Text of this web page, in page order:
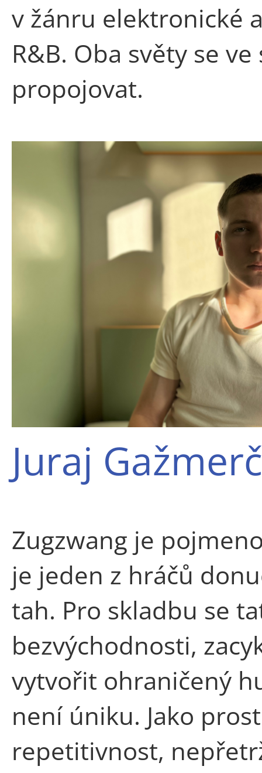
v žánru elektronické
R&B. Oba světy se
propojovat.
Juraj
Zugzwang je
je jeden z hráčů
tah. Pro skladbu se
bezvýchodnosti,
vytvořit ohraničený
není úniku. Jako
repetitivnost,